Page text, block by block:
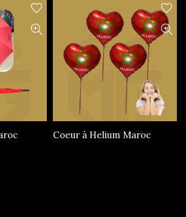
Coeur à Helium Maroc